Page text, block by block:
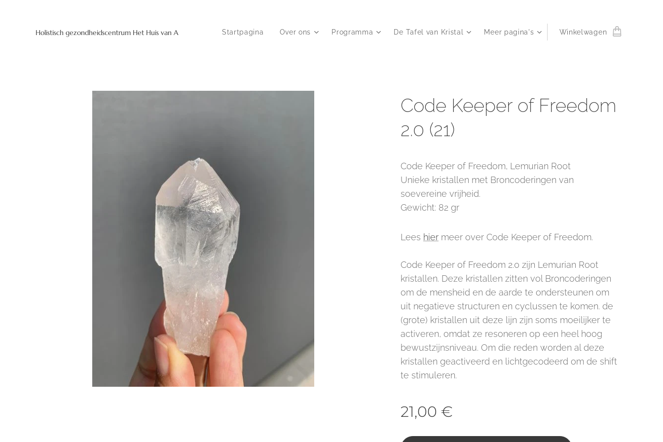
Holistisch gezondheidscentrum Het Huis van A Startpagina Over ons Programma De Tafel van Kristal Meer pagina's Winkelwagen
Code Keeper of Freedom
2.0 (21)
Code Keeper of Freedom, Lemurian Root
Unieke kristallen met Broncoderingen van
soevereine vrijheid.
Gewicht: 82 gr
Lees hier meer over Code Keeper of Freedom.
Code Keeper of Freedom 2.0 zijn Lemurian Root
kristallen. Deze kristallen zitten vol Broncoderingen
om de mensheid en de aarde te ondersteunen om
uit negatieve structuren en cyclussen te komen. de
(grote) kristallen uit deze lijn zijn soms moeilijker te
activeren, omdat ze resoneren op een heel hoog
bewustzijnsniveau. Om die reden worden al deze
kristallen geactiveerd en lichtgecodeerd om de shift
te stimuleren.
21,00 €